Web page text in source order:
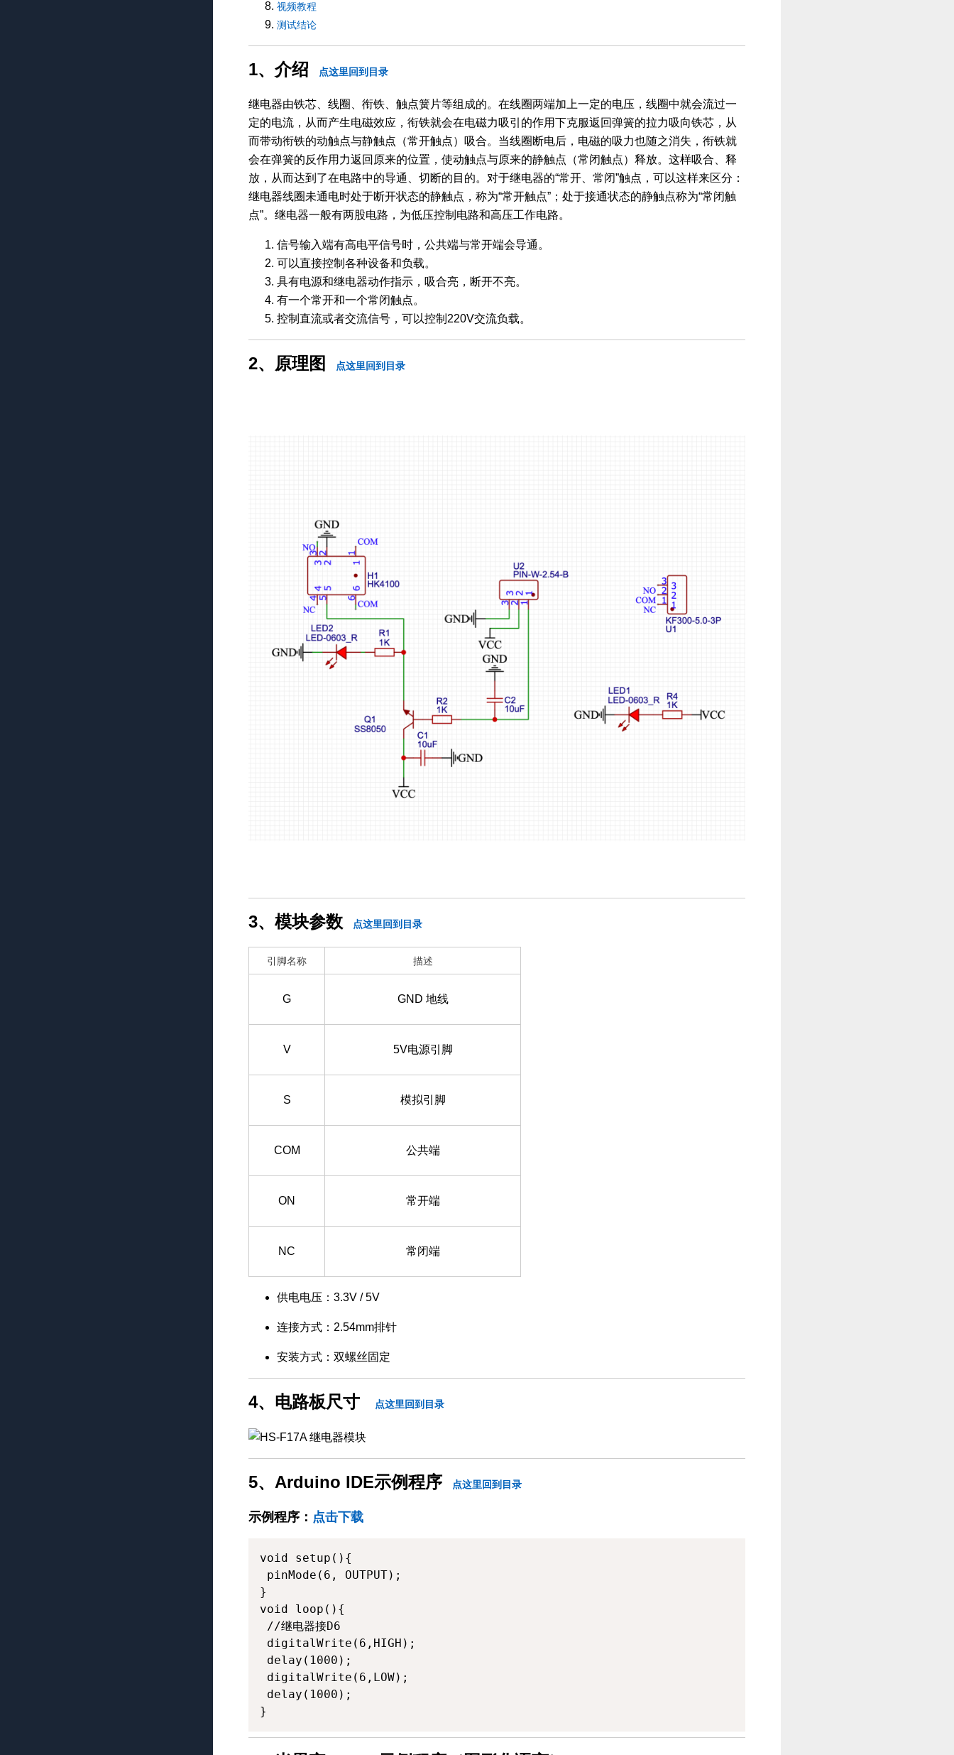
视频教程
测试结论
1、介绍 点这里回到目录
继电器由铁芯、线圈、衔铁、触点簧片等组成的。在线圈两端加上一定的电压，线圈中就会流过一
定的电流，从而产生电磁效应，衔铁就会在电磁力吸引的作用下克服返回弹簧的拉力吸向铁芯，从
而带动衔铁的动触点与静触点（常开触点）吸合。当线圈断电后，电磁的吸力也随之消失，衔铁就
会在弹簧的反作用力返回原来的位置，使动触点与原来的静触点（常闭触点）释放。这样吸合、释
放，从而达到了在电路中的导通、切断的目的。对于继电器的“常开、常闭”触点，可以这样来区分：
继电器线圈未通电时处于断开状态的静触点，称为“常开触点”；处于接通状态的静触点称为“常闭触
点”。继电器一般有两股电路，为低压控制电路和高压工作电路。
信号输入端有高电平信号时，公共端与常开端会导通。
可以直接控制各种设备和负载。
具有电源和继电器动作指示，吸合亮，断开不亮。
有一个常开和一个常闭触点。
控制直流或者交流信号，可以控制220V交流负载。
2、原理图 点这里回到目录
3、模块参数 点这里回到目录
引脚名称 描述
G GND 地线
V 5V电源引脚
S 模拟引脚
COM 公共端
ON 常开端
NC 常闭端
供电电压：3.3V / 5V
连接方式：2.54mm排针
安装方式：双螺丝固定
4、电路板尺寸 点这里回到目录
5、Arduino IDE示例程序 点这里回到目录
示例程序： 点击下载
void setup(){
pinMode(6, OUTPUT);
}
void loop(){
//继电器接D6
digitalWrite(6,HIGH);
delay(1000);
digitalWrite(6,LOW);
delay(1000);
}